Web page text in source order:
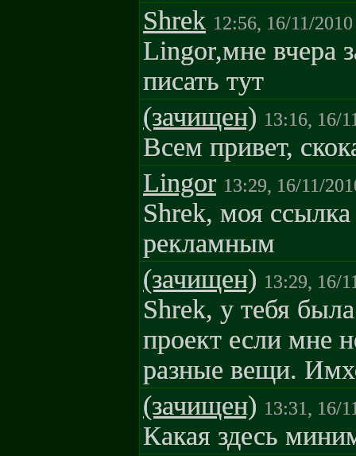
Shrek 12:56, 16/11/2010
Lingor,мне вчера
писать тут
(зачищен) 13:16, 16/
Всем привет,
Lingor 13:29, 16/11/
Shrek, моя
рекламным
(зачищен) 13:29, 16/
Shrek, у тебя
проект если мне
разные вещи.
(зачищен) 13:31, 16/
Какая здесь